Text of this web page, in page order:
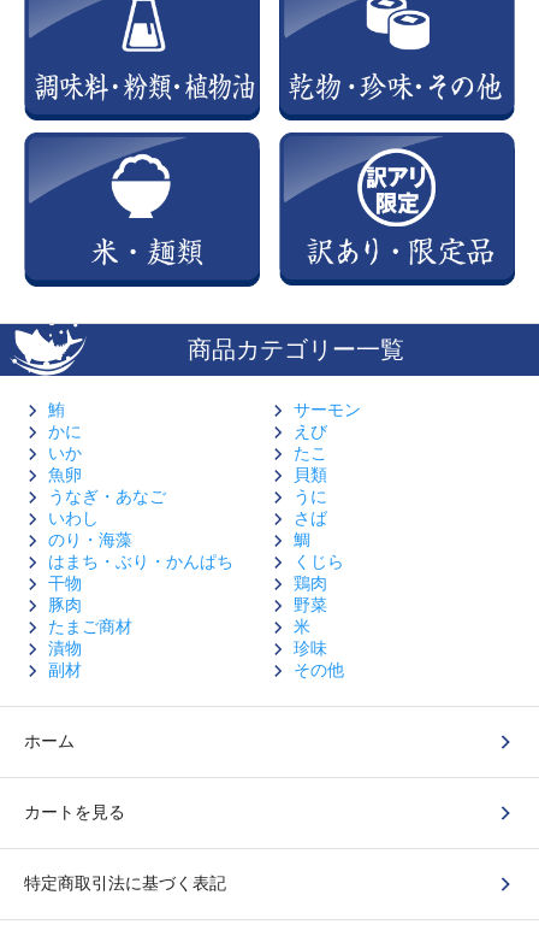
商品カテゴリー一覧
鮪
サーモン
かに
えび
いか
たこ
魚卵
貝類
うなぎ・あなご
うに
いわし
さば
のり・海藻
鯛
はまち・ぶり・かんぱち
くじら
干物
鶏肉
豚肉
野菜
たまご商材
米
漬物
珍味
副材
その他
ホーム
カートを見る
特定商取引法に基づく表記